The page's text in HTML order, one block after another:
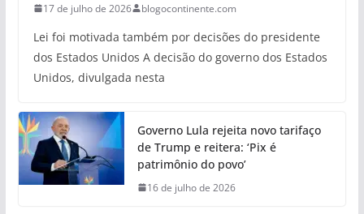
17 de julho de 2026 blogocontinente.com
Lei foi motivada também por decisões do presidente
dos Estados Unidos A decisão do governo dos Estados
Unidos, divulgada nesta
Governo Lula rejeita novo tarifaço
de Trump e reitera: ‘Pix é
patrimônio do povo’
16 de julho de 2026